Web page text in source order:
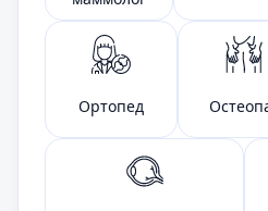
Ортопед